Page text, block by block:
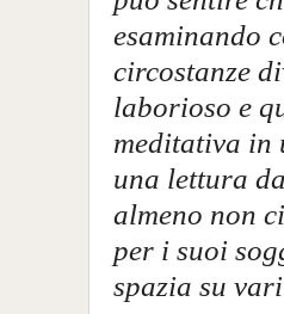
esaminando
circostanze
laborioso e
meditativa in
una lettura
almeno non
per i suoi
spazia su